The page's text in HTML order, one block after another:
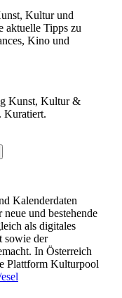
Kultur und
aktuelle Tipps zu
Kino und
Kunst, Kultur &
Kuratiert.
Kalenderdaten
und bestehende
als digitales
sowie der
In Österreich
Plattform Kulturpool